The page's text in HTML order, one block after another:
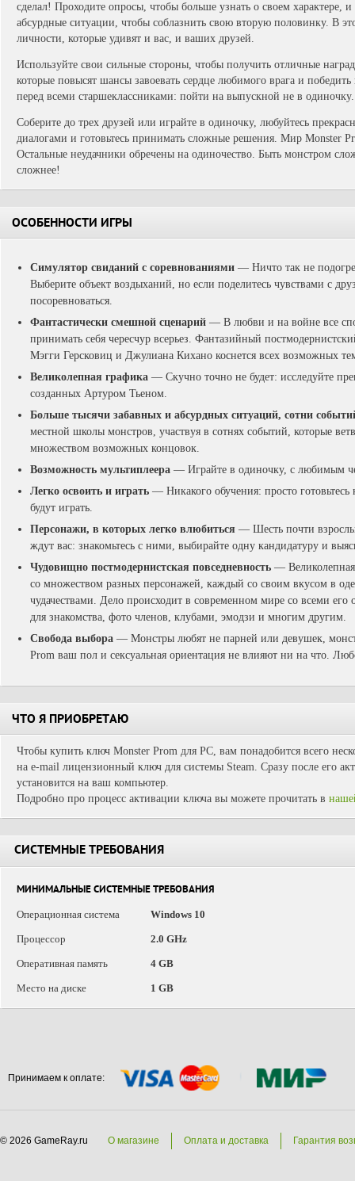
сделал! Проходите опросы, чтобы больше узнать о своем характере,
абсурдные ситуации, чтобы соблазнить свою вторую половинку. В
личности, которые удивят и вас, и ваших друзей.
Используйте свои сильные стороны, чтобы получить отличные
которые повысят шансы завоевать сердце любимого врага и
перед всеми старшеклассниками: пойти на выпускной не в одиночку.
Соберите до трех друзей или играйте в одиночку, любуйтесь
диалогами и готовьтесь принимать сложные решения. Мир Monster
Остальные неудачники обречены на одиночество. Быть монстром
сложнее!
ОСОБЕННОСТИ ИГРЫ
Симулятор свиданий с соревнованиями — Ничто так не
Выберите объект воздыханий, но если поделитесь чувствами с
посоревноваться.
Фантастически смешной сценарий — В любви и на войне все
принимать себя чересчур всерьез. Фантазийный
Мэгги Герсковиц и Джулиана Кихано коснется всех возможных
Великолепная графика — Скучно точно не будет: исследуйте
созданных Артуром Тьеном.
Больше тысячи забавных и абсурдных ситуаций, сотни
местной школы монстров, участвуя в сотнях событий, которые
множеством возможных концовок.
Возможность мультиплеера — Играйте в одиночку, с любимым
Легко освоить и играть — Никакого обучения: просто
будут играть.
Персонажи, в которых легко влюбиться — Шесть почти
ждут вас: знакомьтесь с ними, выбирайте одну кандидатуру и
Чудовищно постмодернистская повседневность —
со множеством разных персонажей, каждый со своим вкусом в
чудачествами. Дело происходит в современном мире со всеми
для знакомства, фото членов, клубами, эмодзи и многим другим.
Свобода выбора — Монстры любят не парней или девушек,
Prom ваш пол и сексуальная ориентация не влияют ни на что.
ЧТО Я ПРИОБРЕТАЮ
Чтобы купить ключ Monster Prom для PC, вам понадобится всего
на e-mail лицензионный ключ для системы Steam. Сразу после его
установится на ваш компьютер.
Подробно про процесс активации ключа вы можете прочитать в
СИСТЕМНЫЕ ТРЕБОВАНИЯ
МИНИМАЛЬНЫЕ СИСТЕМНЫЕ ТРЕБОВАНИЯ
Операционная система
Windows 10
Процессор 2.0 GHz
Оперативная память 4 GB
Место на диске 1 GB
Принимаем к оплате:
© 2026 GameRay.ru О магазине Оплата и доставка Гарантия